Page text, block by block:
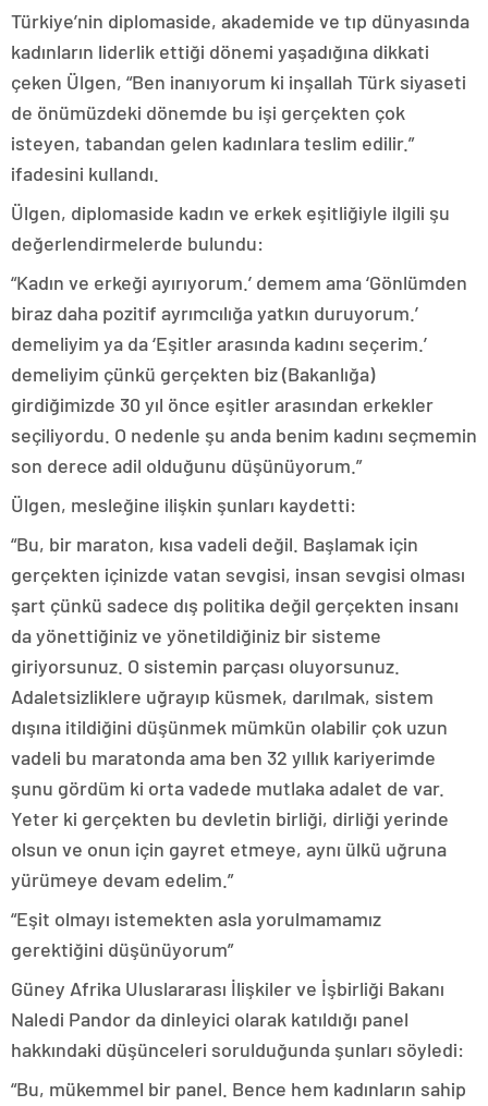
Türkiye’nin diplomaside, akademide ve tıp dünyasında
kadınların liderlik ettiği dönemi yaşadığına dikkati
çeken Ülgen, “Ben inanıyorum ki inşallah Türk siyaseti
de önümüzdeki dönemde bu işi gerçekten çok
isteyen, tabandan gelen kadınlara teslim edilir.”
ifadesini kullandı.
Ülgen, diplomaside kadın ve erkek eşitliğiyle ilgili şu
değerlendirmelerde bulundu:
“Kadın ve erkeği ayırıyorum.’ demem ama ‘Gönlümden
biraz daha pozitif ayrımcılığa yatkın duruyorum.’
demeliyim ya da ‘Eşitler arasında kadını seçerim.’
demeliyim çünkü gerçekten biz (Bakanlığa)
girdiğimizde 30 yıl önce eşitler arasından erkekler
seçiliyordu. O nedenle şu anda benim kadını seçmemin
son derece adil olduğunu düşünüyorum.”
Ülgen, mesleğine ilişkin şunları kaydetti:
“Bu, bir maraton, kısa vadeli değil. Başlamak için
gerçekten içinizde vatan sevgisi, insan sevgisi olması
şart çünkü sadece dış politika değil gerçekten insanı
da yönettiğiniz ve yönetildiğiniz bir sisteme
giriyorsunuz. O sistemin parçası oluyorsunuz.
Adaletsizliklere uğrayıp küsmek, darılmak, sistem
dışına itildiğini düşünmek mümkün olabilir çok uzun
vadeli bu maratonda ama ben 32 yıllık kariyerimde
şunu gördüm ki orta vadede mutlaka adalet de var.
Yeter ki gerçekten bu devletin birliği, dirliği yerinde
olsun ve onun için gayret etmeye, aynı ülkü uğruna
yürümeye devam edelim.”
“Eşit olmayı istemekten asla yorulmamamız
gerektiğini düşünüyorum”
Güney Afrika Uluslararası İlişkiler ve İşbirliği Bakanı
Naledi Pandor da dinleyici olarak katıldığı panel
hakkındaki düşünceleri sorulduğunda şunları söyledi:
“Bu, mükemmel bir panel. Bence hem kadınların sahip